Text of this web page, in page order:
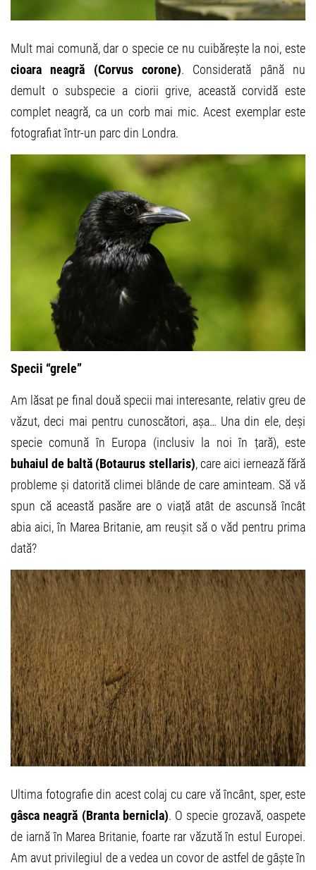
Mult mai comună, dar o specie ce nu cuibărește la noi, este
cioara neagră (Corvus corone). Considerată până nu
demult o subspecie a ciorii grive, această corvidă este
complet neagră, ca un corb mai mic. Acest exemplar este
fotografiat într-un parc din Londra.
Specii “grele”
Am lăsat pe final două specii mai interesante, relativ greu de
văzut, deci mai pentru cunoscători, așa… Una din ele, deși
specie comună în Europa (inclusiv la noi în țară), este
buhaiul de baltă (Botaurus stellaris), care aici iernează fără
probleme și datorită climei blânde de care aminteam. Să vă
spun că această pasăre are o viață atât de ascunsă încât
abia aici, în Marea Britanie, am reușit să o văd pentru prima
dată?
Ultima fotografie din acest colaj cu care vă încânt, sper, este
gâsca neagră (Branta bernicla). O specie grozavă, oaspete
de iarnă în Marea Britanie, foarte rar văzută în estul Europei.
Am avut privilegiul de a vedea un covor de astfel de gâște în